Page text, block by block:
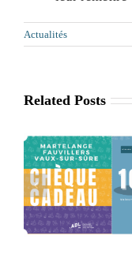
Actualités
Related Posts
Retrait
Léglise